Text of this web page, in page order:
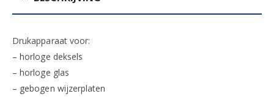
Drukapparaat voor:
– horloge deksels
– horloge glas
– gebogen wijzerplaten